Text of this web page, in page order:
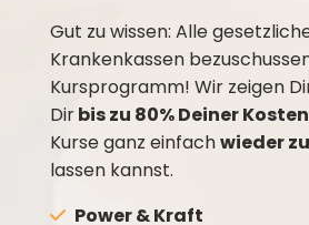
Gut zu wissen: Alle
Krankenkassen
Kursprogramm! Wir zeigen
Dirbis zu 80% Deiner Kosten
Kurse ganz einfachwieder
lassen kannst.
Power & Kraft